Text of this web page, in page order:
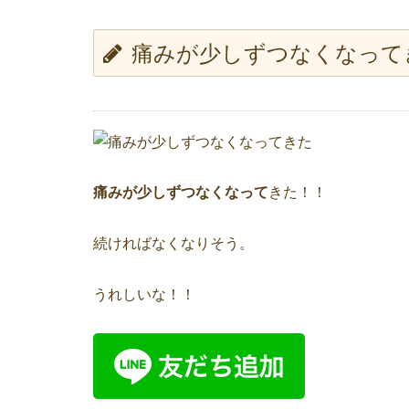
痛みが少しずつなくなっ
痛みが少しずつなくなってきた！！
続ければなくなりそう。
うれしいな！！